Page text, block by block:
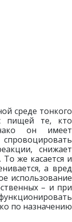
среде тонкого
пищей те, кто
он имеет
снижает
же касается и
а вред
использование
– и при
по назначению